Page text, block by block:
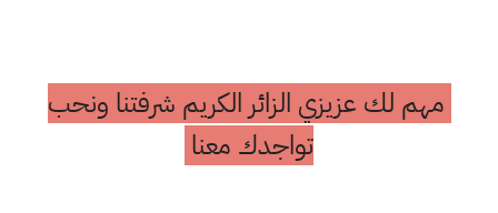
مهم لك عزيزي الزائر الكريم شرفتنا ونحب
تواجدك معنا